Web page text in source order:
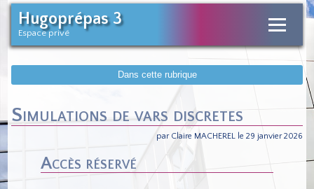
Hugoprépas 3
Espace privé
Dans cette rubrique
Simulations de vars discretes
par Claire MACHEREL le 29 janvier 2026
Accès réservé